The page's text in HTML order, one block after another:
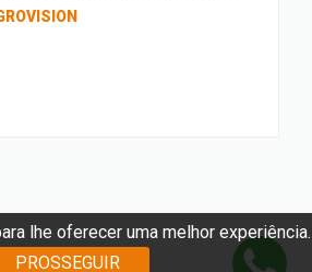
lhe oferecer uma melhor experiência.
PROSSEGUIR